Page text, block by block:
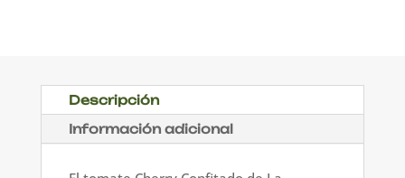
Descripción
Información adicional